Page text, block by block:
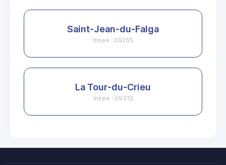
Saint-Jean-du-Falga
Insee : 09265
La Tour-du-Crieu
Insee : 09312